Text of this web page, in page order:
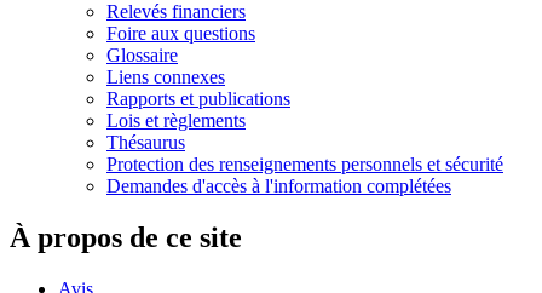
Relevés financiers
Foire aux questions
Glossaire
Liens connexes
Rapports et publications
Lois et règlements
Thésaurus
Protection des renseignements personnels et sécurité
Demandes d'accès à l'information complétées
À propos de ce site